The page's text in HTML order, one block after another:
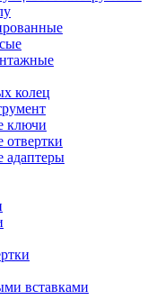
колец
ключи
отвертки
адаптеры
вставками